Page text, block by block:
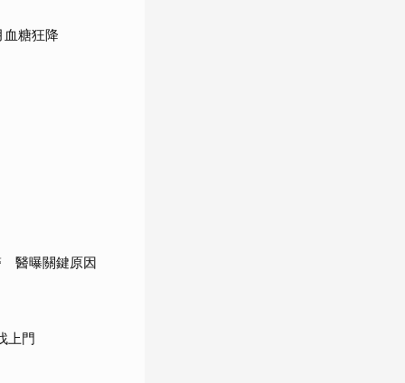
糖狂降
醫曝關鍵原因
上門